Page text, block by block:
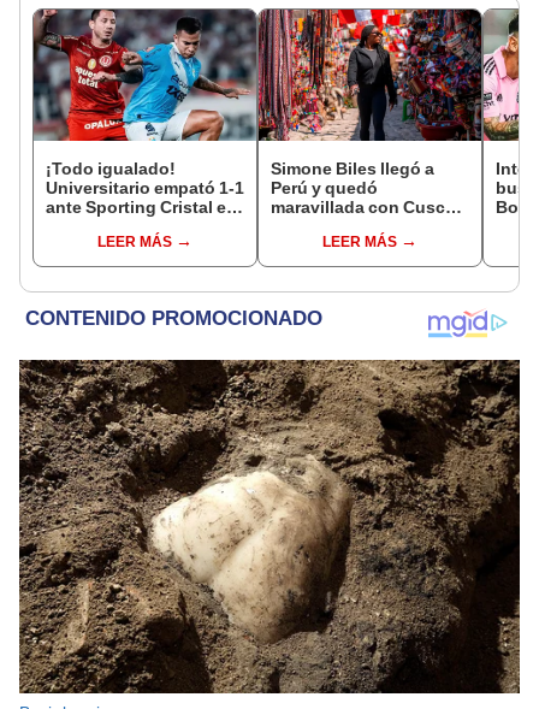
¡Todo igualado!
Universitario empató 1-1
ante Sporting Cristal en
por el Torneo Clausura
de la Liga 1 2026
LEER MÁS
Simone Biles llegó a
Perú y quedó
maravillada con Cusco:
lo hermoso que es este
país"
LEER MÁS
Inter